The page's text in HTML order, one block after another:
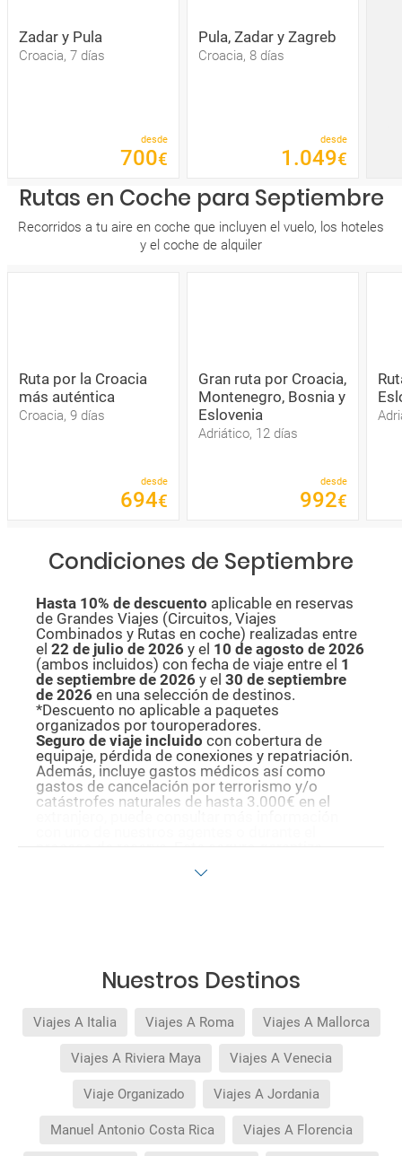
Zadar y Pula
Croacia, 7 días
desde
700€
Pula, Zadar y Zagreb
Croacia, 8 días
desde
1 .049€
Rutas en Coche para Septiembre
Recorridos a tu aire en coche que incluyen el vuelo, los hoteles
y el coche de alquiler
Ruta por la Croacia
más auténtica
Croacia, 9 días
desde
694€
Gran ruta por Croacia,
Montenegro, Bosnia y
Eslovenia
Adriático, 12 días
desde
992€
Condiciones de Septiembre
Hasta 10% de descuento aplicable en reservas
de Grandes Viajes (Circuitos, Viajes
Combinados y Rutas en coche) realizadas entre
el 22 de julio de 2026 y el 10 de agosto de 2026
(ambos incluidos) con fecha de viaje entre el 1
de septiembre de 2026 y el 30 de septiembre
de 2026 en una selección de destinos.
*Descuento no aplicable a paquetes
organizados por touroperadores.
Seguro de viaje incluido con cobertura de
equipaje, pérdida de conexiones y repatriación.
Además, incluye gastos médicos así como
gastos de cancelación por terrorismo y/o
catástrofes naturales de hasta 3.000€ en el
si quiere reforzar esta asistencia tiene que
Nuestros Destinos
Viajes A Italia Viajes A Roma Viajes A Mallorca
Viajes A Riviera Maya Viajes A Venecia
Viaje Organizado Viajes A Jordania
Manuel Antonio Costa Rica Viajes A Florencia